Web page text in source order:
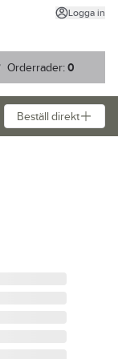
Logga in
Orderrader: 0
Beställ direkt